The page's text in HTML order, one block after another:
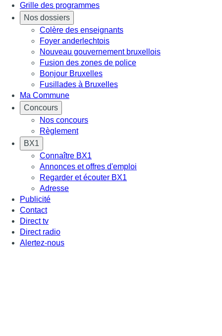
Grille des programmes
Nos dossiers
Colère des enseignants
Foyer anderlechtois
Nouveau gouvernement bruxellois
Fusion des zones de police
Bonjour Bruxelles
Fusillades à Bruxelles
Ma Commune
Concours
Nos concours
Règlement
BX1
Connaître BX1
Annonces et offres d'emploi
Regarder et écouter BX1
Adresse
Publicité
Contact
Direct tv
Direct radio
Alertez-nous